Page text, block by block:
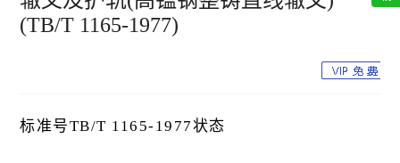
(TB/T 1165-1977)
标准号TB/T 1165-1977状态